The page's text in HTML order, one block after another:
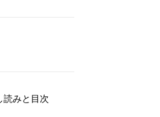
みと目次